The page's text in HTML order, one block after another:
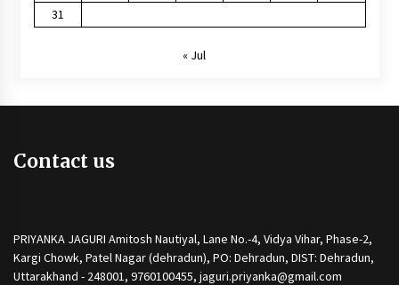
31
« Jul
Contact us
PRIYANKA JAGURI Amitosh Nautiyal, Lane No.-4, Vidya Vihar, Phase-2,
Kargi Chowk, Patel Nagar (dehradun), PO: Dehradun, DIST: Dehradun,
Uttarakhand - 248001, 9760100455, jaguri.priyanka@gmail.com